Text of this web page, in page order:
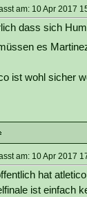
am: 10 Apr 2017
dass sich
es
ist wohl sicher
am: 10 Apr 2017
hat
ist einfach